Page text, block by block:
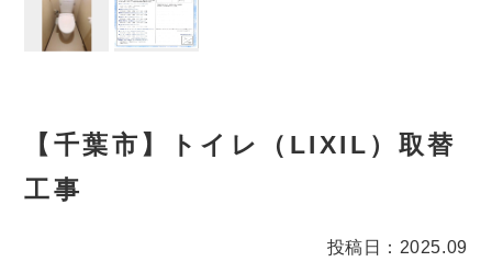
【千葉市】トイレ（LIXIL）取替
工事
投稿日：2025.09